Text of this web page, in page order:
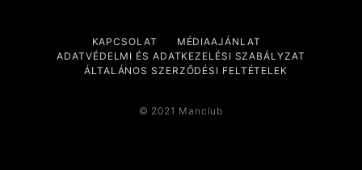
KAPCSOLAT
MÉDIAAJÁNLAT
ADATVÉDELMI ÉS ADATKEZELÉSI SZABÁLYZAT
ÁLTALÁNOS SZERZŐDÉSI FELTÉTELEK
© 2021 Manclub